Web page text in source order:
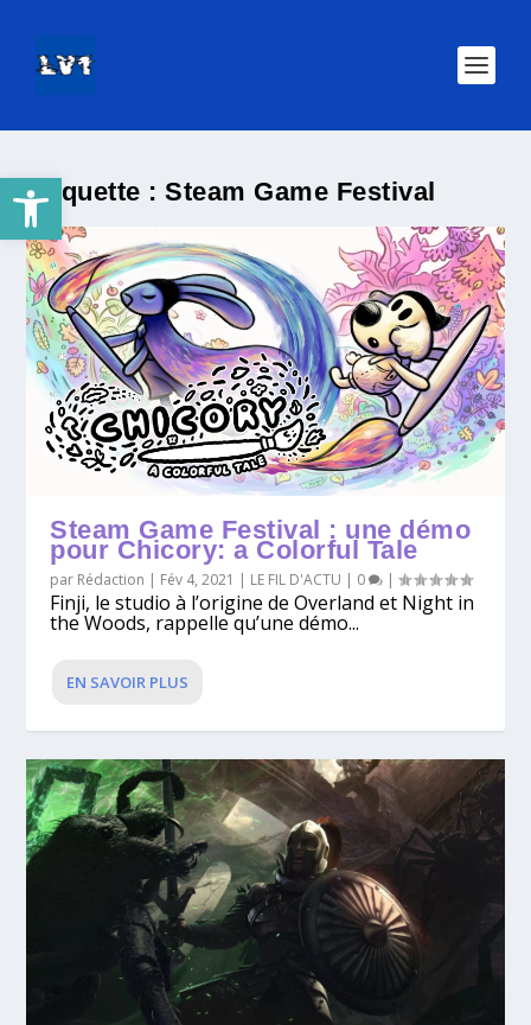
Ouvrir la barre d’outilsÉtiquette :Steam Game Festival
Steam Game Festival : une démo
pour Chicory: a Colorful Tale
par Rédaction | Fév 4, 2021 | LE FIL D'ACTU | 0 |
Finji, le studio à l’origine de Overland et Night in
the Woods, rappelle qu’une démo...
EN SAVOIR PLUS